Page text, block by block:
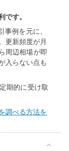
です。
例を元に、
更新頻度が月
周辺相場が即
入らない点も
期的に受け取
調べる方法を